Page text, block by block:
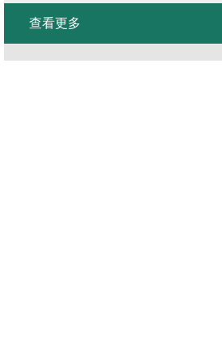
查看更多